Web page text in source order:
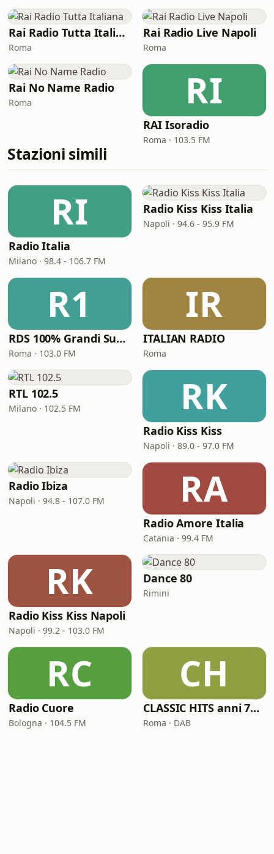
Rai Radio Tutta Italiana
Roma
Rai Radio Live Napoli
Roma
Rai No Name Radio
Roma RI
RAI Isoradio
Roma · 103.5 FM
Stazioni simili
RI
Radio Italia
Milano · 98.4 - 106.7 FM
Radio Kiss Kiss Italia
Napoli · 94.6 - 95.9 FM
R1
RDS 100% Grandi Successi
Roma · 103.0 FM
IR
ITALIAN RADIO
Roma
RTL 102.5
Milano · 102.5 FM RK
Radio Kiss Kiss
Napoli · 89.0 - 97.0 FM
Radio Ibiza
Napoli · 94.8 - 107.0 FM RA
Radio Amore Italia
Catania · 99.4 FM
RK
Radio Kiss Kiss Napoli
Napoli · 99.2 - 103.0 FM
Dance 80
Rimini
RC
Radio Cuore
Bologna · 104.5 FM
CH
CLASSIC HITS anni 70 80 90
Roma · DAB